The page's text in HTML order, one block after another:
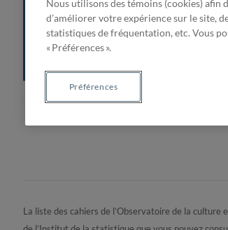
La liste des cahiers de l’Observatoire de la
Nous utilisons des témoins (cookies)
d’améliorer votre expérience sur le site,
statistiques de fréquentation, etc. Vous
« Préférences ».
Préférences